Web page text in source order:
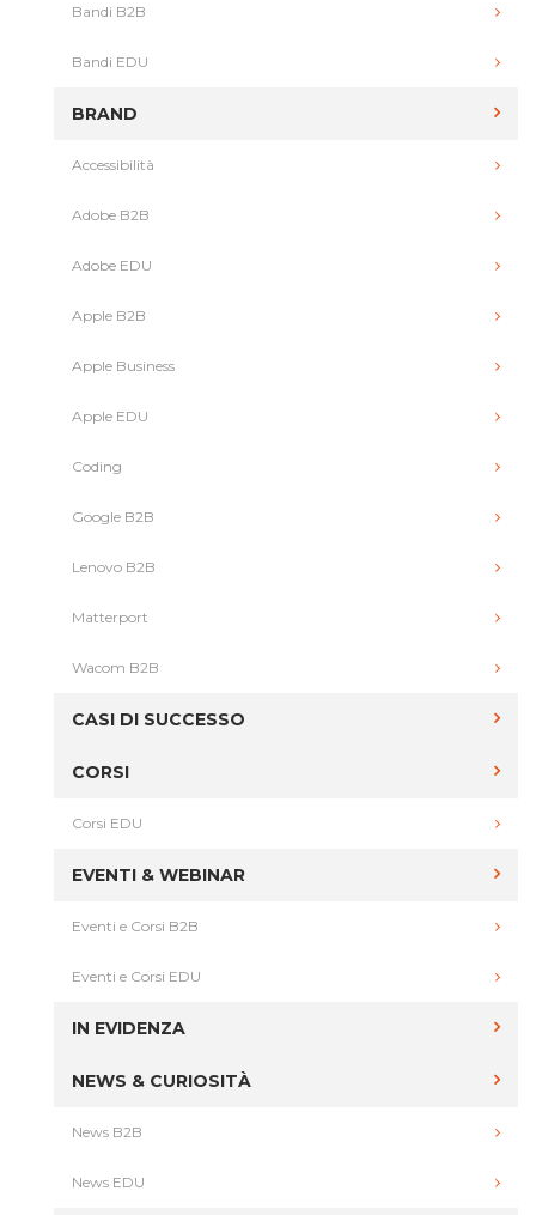
Bandi B2B
Bandi EDU
BRAND
Accessibilità
Adobe B2B
Adobe EDU
Apple B2B
Apple Business
Apple EDU
Coding
Google B2B
Lenovo B2B
Matterport
Wacom B2B
CASI DI SUCCESSO
CORSI
Corsi EDU
EVENTI & WEBINAR
Eventi e Corsi B2B
Eventi e Corsi EDU
IN EVIDENZA
NEWS & CURIOSITÀ
News B2B
News EDU